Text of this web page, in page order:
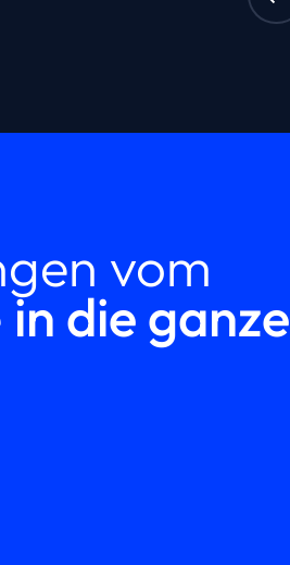
vom
in die ganze